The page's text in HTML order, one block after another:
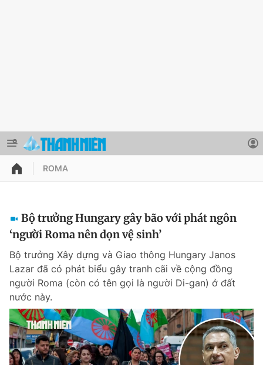
QUẢNG CÁO
Chuyên mục khác
Chào ngày mới
Tin thị trường Tin 360
Thông tin tài khoản
Đổi mật khẩu
Tin đã lưu
Tin đã xem
Đăng xuất
ROMA
Bộ trưởng Hungary gây bão với phát ngôn
‘người Roma nên dọn vệ sinh’
Bộ trưởng Xây dựng và Giao thông Hungary Janos
Lazar đã có phát biểu gây tranh cãi về cộng đồng
người Roma (còn có tên gọi là người Di-gan) ở đất
nước này.